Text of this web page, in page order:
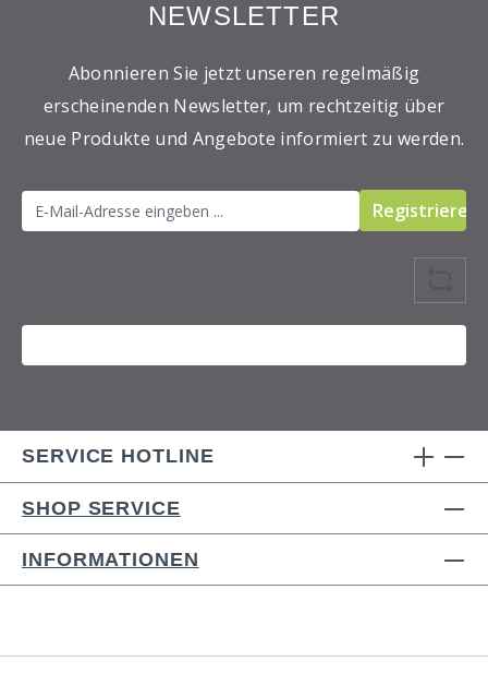
NEWSLETTER
Abonnieren Sie jetzt unseren regelmäßig
erscheinenden Newsletter, um rechtzeitig über
neue Produkte und Angebote informiert zu werden.
Registrieren
SERVICE HOTLINE
SHOP SERVICE
INFORMATIONEN